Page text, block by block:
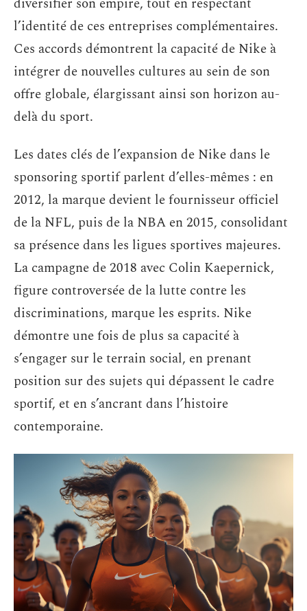
l’identité de ces entreprises complémentaires.
Ces accords démontrent la capacité de Nike à
intégrer de nouvelles cultures au sein de son
offre globale, élargissant ainsi son horizon au-
delà du sport.
Les dates clés de l’expansion de Nike dans le
sponsoring sportif parlent d’elles-mêmes : en
2012, la marque devient le fournisseur officiel
de la NFL, puis de la NBA en 2015, consolidant
sa présence dans les ligues sportives majeures.
La campagne de 2018 avec Colin Kaepernick,
figure controversée de la lutte contre les
discriminations, marque les esprits. Nike
démontre une fois de plus sa capacité à
s’engager sur le terrain social, en prenant
position sur des sujets qui dépassent le cadre
sportif, et en s’ancrant dans l’histoire
contemporaine.